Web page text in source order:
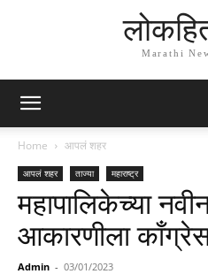
Marathi
Home आपलं शहर
आपलं शहर ताज्या महाराष्ट्र
महापालिकेच्या
आकारणीला
Admin - 03/01/2023